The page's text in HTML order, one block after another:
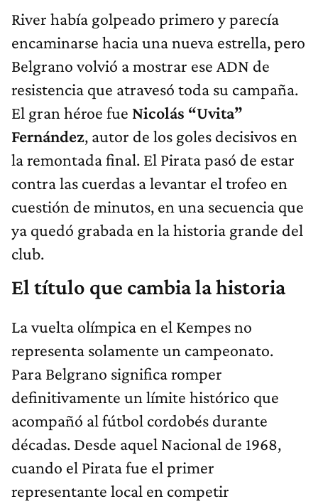
River había golpeado primero y parecía
encaminarse hacia una nueva estrella, pero
Belgrano volvió a mostrar ese ADN de
resistencia que atravesó toda su campaña.
El gran héroe fue Nicolás “Uvita”
Fernández, autor de los goles decisivos en
la remontada final. El Pirata pasó de estar
contra las cuerdas a levantar el trofeo en
cuestión de minutos, en una secuencia que
ya quedó grabada en la historia grande del
club.
El título que cambia la historia
La vuelta olímpica en el Kempes no
representa solamente un campeonato.
Para Belgrano significa romper
definitivamente un límite histórico que
acompañó al fútbol cordobés durante
décadas. Desde aquel Nacional de 1968,
cuando el Pirata fue el primer
representante local en competir